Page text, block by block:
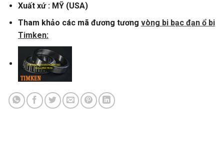
Xuất xứ : MỸ (USA)
Tham khảo các mã đương tương vòng bi bạc đạn ổ bi
Timken: